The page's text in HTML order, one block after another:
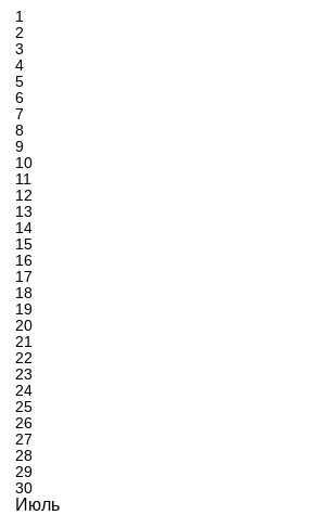
1
2
3
4
5
6
7
8
9
10
11
12
13
14
15
16
17
18
19
20
21
22
23
24
25
26
27
28
29
30
Июль